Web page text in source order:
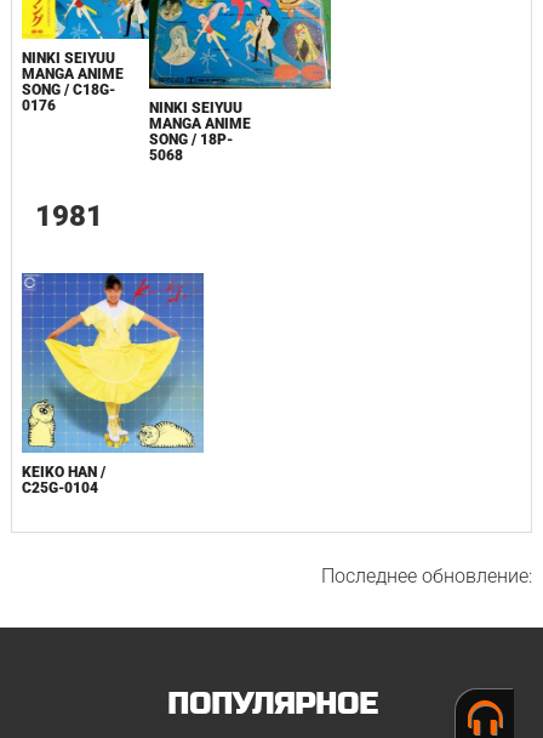
NINKI SEIYUU
MANGA ANIME
SONG / C18G-
0176
NINKI SEIYUU
MANGA ANIME
SONG / 18P-
5068
1981
KEIKO HAN /
C25G-0104
Последнее обновление:
ПОПУЛЯРНОЕ